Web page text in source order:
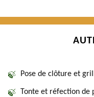
Pose de clôture et
Tonte et réfection de